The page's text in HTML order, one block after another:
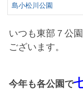
島小松川公園
いつも東部７公
ございます。
今年も各公園で